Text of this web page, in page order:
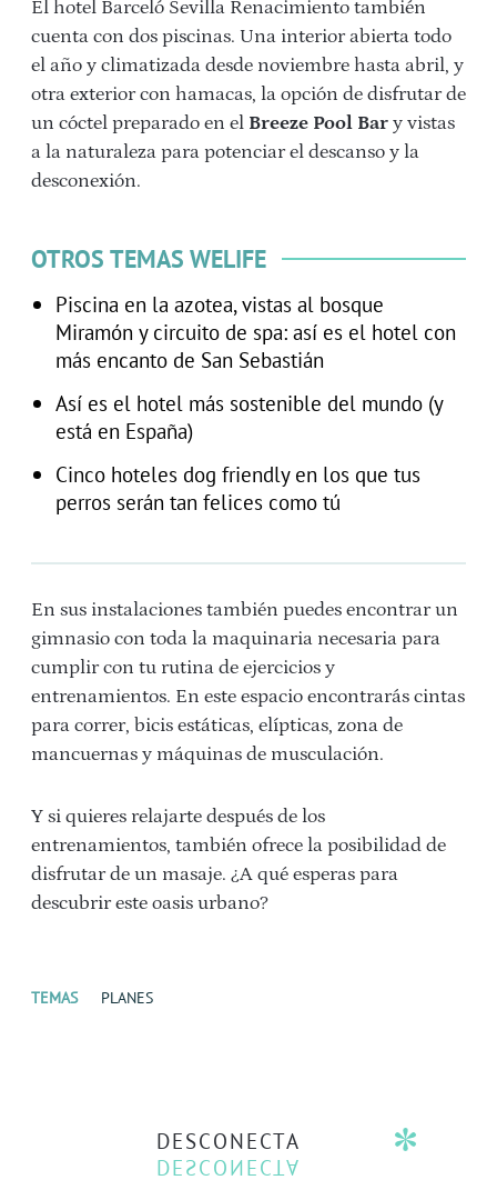
El hotel Barceló Sevilla Renacimiento también
cuenta con dos piscinas. Una interior abierta todo
el año y climatizada desde noviembre hasta abril, y
otra exterior con hamacas, la opción de disfrutar de
un cóctel preparado en el Breeze Pool Bar y vistas
a la naturaleza para potenciar el descanso y la
desconexión.
OTROS TEMAS WELIFE
Piscina en la azotea, vistas al bosque
Miramón y circuito de spa: así es el hotel con
más encanto de San Sebastián
Así es el hotel más sostenible del mundo (y
está en España)
Cinco hoteles dog friendly en los que tus
perros serán tan felices como tú
En sus instalaciones también puedes encontrar un
gimnasio con toda la maquinaria necesaria para
cumplir con tu rutina de ejercicios y
entrenamientos. En este espacio encontrarás cintas
para correr, bicis estáticas, elípticas, zona de
mancuernas y máquinas de musculación.
Y si quieres relajarte después de los
entrenamientos, también ofrece la posibilidad de
disfrutar de un masaje. ¿A qué esperas para
descubrir este oasis urbano?
TEMAS PLANES
DESCONECTA